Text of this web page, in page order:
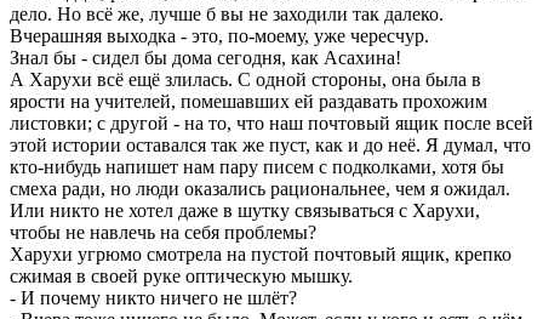
дело. Но всё же, лучше б вы не заходили так далеко.
Вчерашняя выходка - это, по-моему, уже чересчур.
Знал бы - сидел бы дома сегодня, как Асахина!
А Харухи всё ещё злилась. С одной стороны, она была в
ярости на учителей, помешавших ей раздавать прохожим
листовки; с другой - на то, что наш почтовый ящик после всей
этой истории оставался так же пуст, как и до неё. Я думал, что
кто-нибудь напишет нам пару писем с подколками, хотя бы
смеха ради, но люди оказались рациональнее, чем я ожидал.
Или никто не хотел даже в шутку связываться с Харухи,
чтобы не навлечь на себя проблемы?
Харухи угрюмо смотрела на пустой почтовый ящик, крепко
сжимая в своей руке оптическую мышку.
- И почему никто ничего не шлёт?